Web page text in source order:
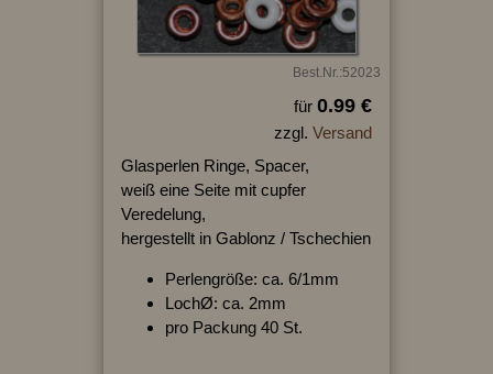
Best.Nr.:52023
für 0.99 €
zzgl. Versand
Glasperlen Ringe, Spacer,
weiß eine Seite mit cupfer
Veredelung,
hergestellt in Gablonz / Tschechien
Perlengröße: ca. 6/1mm
LochØ: ca. 2mm
pro Packung 40 St.